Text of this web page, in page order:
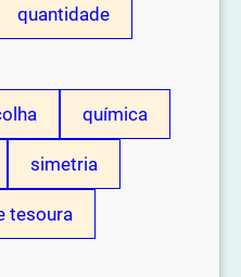
quantidade
química
simetria
tesoura